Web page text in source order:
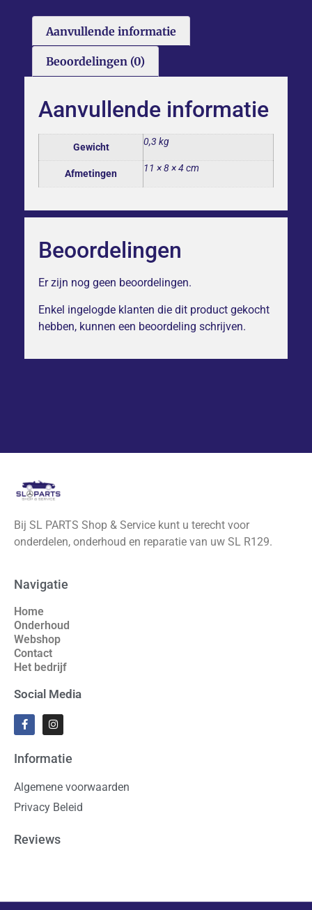
Aanvullende informatie
Beoordelingen (0)
Aanvullende informatie
Gewicht 0,3 kg
Afmetingen 11 × 8 × 4 cm
Beoordelingen
Er zijn nog geen beoordelingen.
Enkel ingelogde klanten die dit product gekocht
hebben, kunnen een beoordeling schrijven.
Bij SL PARTS Shop & Service kunt u terecht voor
onderdelen, onderhoud en reparatie van uw SL R129.
Navigatie
Home
Onderhoud
Webshop
Contact
Het bedrijf
Social Media
Informatie
Algemene voorwaarden
Privacy Beleid
Reviews